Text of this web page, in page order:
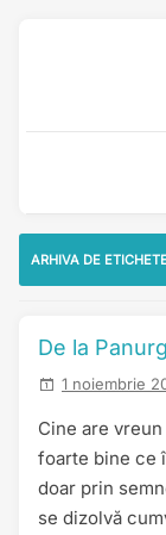
ARHIVA DE
De la
1 noiembrie
Cine are
foarte bine ce
doar prin
se dizolvă